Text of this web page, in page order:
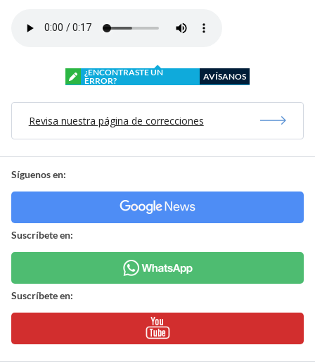
¿ENCONTRASTE UN
ERROR?
AVÍSANOS
Revisa nuestra página de correcciones
Síguenos en:
Suscríbete en:
Suscríbete en: